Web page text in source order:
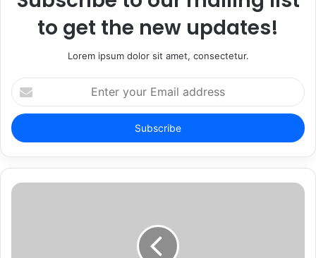
to get the new updates!
Lorem ipsum dolor sit amet, consectetur.
Enter
your
Email
address